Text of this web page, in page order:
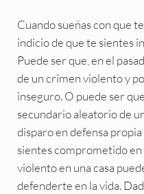
Cuando sueñas con que
indicio de que te sientes
Puede ser que, en el
de un crimen violento y
inseguro. O puede ser
secundario aleatorio de
disparo en defensa
sientes comprometido en
violento en una casa
defenderte en la vida.